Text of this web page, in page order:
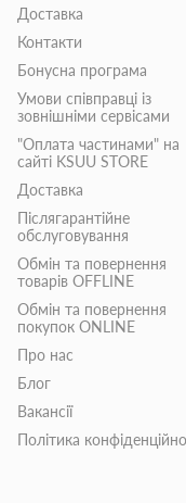
Доставка
Контакти
Бонусна програма
Умови співправці із
зовнішніми сервісами
"Оплата частинами" на
сайті KSUU STORE
Доставка
Післягарантійне
обслуговування
Обмін та повернення
товарів OFFLINE
Обмін та повернення
покупок ONLINE
Про нас
Блог
Вакансії
Політика